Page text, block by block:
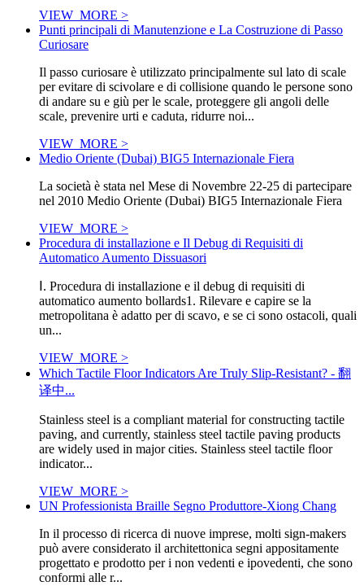
VIEW_MORE >
Punti principali di Manutenzione e La Costruzione di Passo
Curiosare
Il passo curiosare è utilizzato principalmente sul lato di scale
per evitare di scivolare e di collisione quando le persone sono
di andare su e giù per le scale, proteggere gli angoli delle
scale, prevenire urti e caduta, ridurre noi...
VIEW_MORE >
Medio Oriente (Dubai) BIG5 Internazionale Fiera
La società è stata nel Mese di Novembre 22-25 di partecipare
nel 2010 Medio Oriente (Dubai) BIG5 Internazionale Fiera
VIEW_MORE >
Procedura di installazione e Il Debug di Requisiti di
Automatico Aumento Dissuasori
Ⅰ. Procedura di installazione e il debug di requisiti di
automatico aumento bollards1. Rilevare e capire se la
metropolitana è adatto per di scavo, e se ci sono ostacoli, quali
un...
VIEW_MORE >
Which Tactile Floor Indicators Are Truly Slip-Resistant? - 翻
译中...
Stainless steel is a compliant material for constructing tactile
paving, and currently, stainless steel tactile paving products
are widely used in major cities. Stainless steel tactile floor
indicator...
VIEW_MORE >
UN Professionista Braille Segno Produttore-Xiong Chang
In il processo di ricerca di nuove imprese, molti sign-makers
può avere considerato il architettonica segni appositamente
progettato e prodotto per i non vedenti e ipovedenti, che sono
conformi alle r...